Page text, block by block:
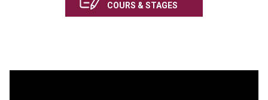
COURS & STAGES